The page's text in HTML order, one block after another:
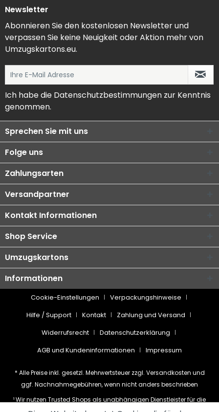
Newsletter
Abonnieren Sie den kostenlosen Newsletter und
verpassen Sie keine Neuigkeit oder Aktion mehr von
Umzugskartons.eu.
Ich habe die Datenschutzbestimmungen zur Kenntnis
genommen.
Sprechen Sie mit uns
Folge uns
Zahlungsarten
Versandpartner
Kontakt Informationen
Shop Service
Umzugskartons
Informationen
Cookie-Einstellungen
Verpackungshinweise
Hilfe / Support
Kontakt
Zahlung und Versand
Widerrufsrecht
Datenschutzerklärung
AGB und Kundeninformationen
Impressum
* Alle Preise inkl. gesetzl. Mehrwertsteuer zzgl. Versandkosten und
ggf. Nachnahmegebühren, wenn nicht anders beschrieben
¹ Wir nutzen Trusted Shops als unabhängigen Dienstleister für die